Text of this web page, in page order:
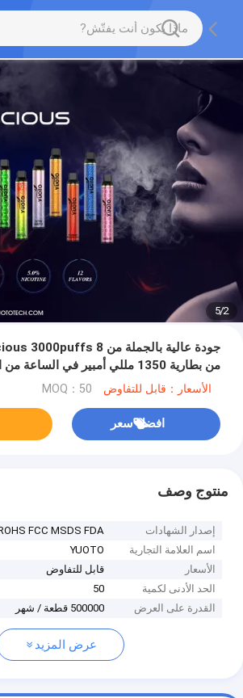
2
/
5
من بطارية 1350 مللي أمبير في الساعة من السائل الإلكتروني
الأسعار：قابل للتفاوض MOQ：50
افضل سعر
منتوج وصف
إصدار الشهادات
FCC MSDS FDA
اسم العلامة التجارية
YUOTO
الأسعار
قابل للتفاوض
الحد الأدنى لكمية
50
القدرة على العرض
500000 قطعة / شهر
عرض المزيد